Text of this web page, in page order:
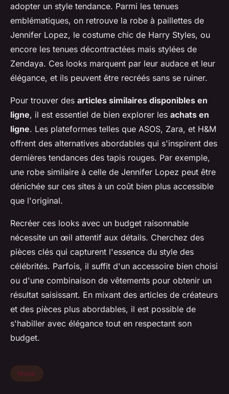
adopter un style tendance. Parmi les tenues
emblématiques, on retrouve la robe à paillettes de
Jennifer Lopez, le costume chic de Harry Styles, ou
encore les tenues décontractées mais stylées de
Zendaya. Ces looks marquent par leur audace et leur
élégance, et ils peuvent être recréés sans se ruiner.
Pour trouver des articles similaires disponibles en
ligne, il est essentiel de bien explorer les achats en
ligne. Les plateformes telles que ASOS, Zara, et H&M
offrent des alternatives abordables qui s'inspirent des
dernières tendances des tapis rouges. Par exemple,
une robe similaire à celle de Jennifer Lopez peut être
dénichée sur ces sites à un coût bien plus accessible
que l'original.
Recréer ces looks avec un budget raisonnable
nécessite un œil attentif aux détails. Cherchez des
pièces clés qui capturent l'essence du style des
célébrités. Parfois, il suffit d'un accessoire bien choisi
ou d'une combinaison de vêtements pour obtenir un
résultat saisissant. En mixant des articles de créateurs
et des pièces plus abordables, il est possible de
s'habiller avec élégance tout en respectant son
budget.
Mode